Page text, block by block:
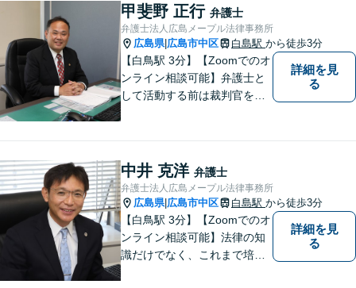
整えておりますので、困った
とき、迷ったときはお気軽に
ご相談ください。
甲斐野 正行 弁護士
弁護士法人広島メープル法律事務所
広島県| 広島市中区 白島駅 から徒歩3分
【白鳥駅 3分】【Zoomでのオ
ンライン相談可能】弁護士と
して活動する前は裁判官を務
と思っています。少しでも何
か気になることがありました
ら、お気軽にご相談くださ
い。
詳細を見
る
中井 克洋 弁護士
弁護士法人広島メープル法律事務所
広島県| 広島市中区 白島駅 から徒歩3分
【白鳥駅 3分】【Zoomでのオ
ンライン相談可能】法律の知
識だけでなく、これまで培っ
詳細を見
る